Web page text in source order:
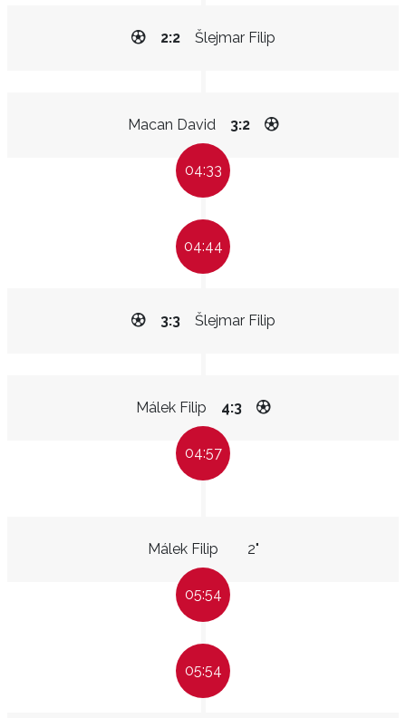
Šlejmar Filip
2:2
Macan David 3:2
04:33
04:44
Šlejmar Filip
3:3
Málek Filip 4:3
04:57
Málek Filip 2"
05:54
05:54